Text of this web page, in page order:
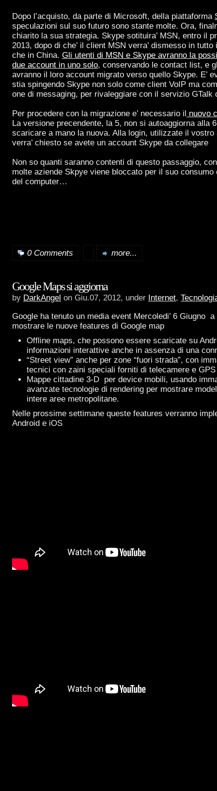
Dopo l’acquisto, da parte di Microsoft, della piattaforma
speculazioni sul suo futuro sono stante molte. Ora,
chiarito la sua strategia. Skype sotituira’ MSN, entro il
2013, dopo di che’ il client MSN verra’ dismesso in
che in China. Gli utenti di MSN e Skype avranno la
due account in uno solo, conservando le contact list, e
avranno il loro account migrato verso quello Skype. E’
stia spingendo Skype non solo come client VoIP ma
one di messaging, per rivaleggiare con il servizio GTalk
Per procedere con la migrazione e’ necessario il nuovo
La versione precendente, la 5, non si autoaggiorna alla
scaricare a mano la nuova. Alla login, utilizzate il
verra’ chiesto se avete un account Skype da collegare
Non so quanti saranno contenti di questo passaggio,
molte aziende Skpye viene bloccato per il suo consumo
del computer…
0 Comments more...
Google Maps si aggiorna
by DarkAngel on Giu.07, 2012, under Internet,
Google ha tenuto un media event Mercoledi’ 6 Giugno
mostrare le nuove features di Google map
Offline maps, che possono essere scaricate su
informazioni interattive anche in assenza di una
“Street view” anche per zone “fuori strada”, con
tecnici con zaini speciali forniti di telecamere e GPS
Mappe cittadine 3-D per device mobili, usando
avanzate tecnologie di rendering per mostrare
intere aree metropolitane.
Nelle prossime settimane queste features verranno
Android e iOS